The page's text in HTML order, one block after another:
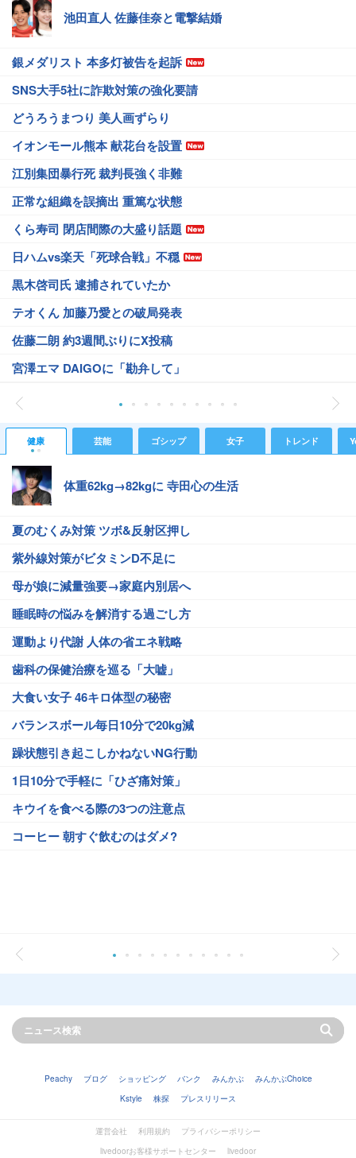
池田直人 佐藤佳奈と電撃結婚
銀メダリスト 本多灯被告を起訴
SNS大手5社に詐欺対策の強化要請
どうろうまつり 美人画ずらり
イオンモール熊本 献花台を設置
江別集団暴行死 裁判長強く非難
正常な組織を誤摘出 重篤な状態
くら寿司 閉店間際の大盛り話題
日ハムvs楽天「死球合戦」不穏
黒木啓司氏 逮捕されていたか
テオくん 加藤乃愛との破局発表
佐藤二朗 約3週間ぶりにX投稿
宮澤エマ DAIGOに「勘弁して」
健康 芸能 ゴシップ 女子 トレンド
体重62kg→82kgに 寺田心の生活
夏のむくみ対策 ツボ&反射区押し
紫外線対策がビタミンD不足に
母が娘に減量強要→家庭内別居へ
睡眠時の悩みを解消する過ごし方
運動より代謝 人体の省エネ戦略
歯科の保健治療を巡る「大嘘」
大食い女子 46キロ体型の秘密
バランスボール毎日10分で20kg減
躁状態引き起こしかねないNG行動
1日10分で手軽に「ひざ痛対策」
キウイを食べる際の3つの注意点
コーヒー 朝すぐ飲むのはダメ?
Peachy ブログ ショッピング バンク みんかぶ
みんかぶChoice
Kstyle
株探 プレスリリース
運営会社 利用規約
プライバシーポリシー
livedoorお客様サポートセンター
livedoor